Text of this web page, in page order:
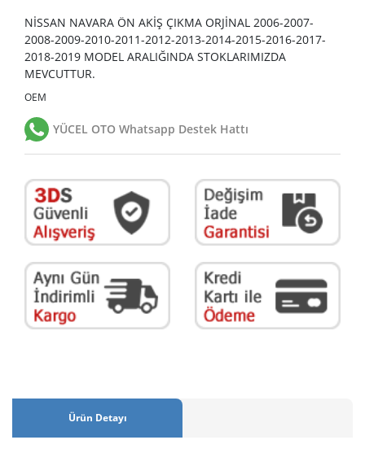
NİSSAN NAVARA ÖN AKİŞ ÇIKMA ORJİNAL 2006-2007-
2008-2009-2010-2011-2012-2013-2014-2015-2016-2017-
2018-2019 MODEL ARALIĞINDA STOKLARIMIZDA
MEVCUTTUR.
OEM
YÜCEL OTO Whatsapp Destek Hattı
Ürün Detayı